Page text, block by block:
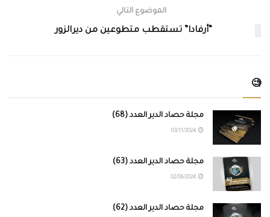
الموضوع التالي
“أرفادا” تستقطب متطوعين من ديرالزور
🧐
مجلة حصاد الدير العدد (68)
مجلة حصاد الدير العدد (63)
مجلة حصاد الدير العدد (62)